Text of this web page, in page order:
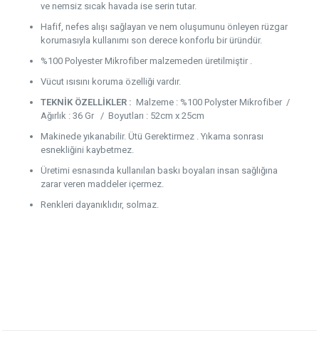
ve nemsiz sıcak havada ise serin tutar.
Hafif, nefes alışı sağlayan ve nem oluşumunu önleyen rüzgar
korumasıyla kullanımı son derece konforlu bir üründür.
%100 Polyester Mikrofiber malzemeden üretilmiştir .
Vücut ısısını koruma özelliği vardır.
TEKNİK ÖZELLİKLER : Malzeme : %100 Polyster Mikrofiber /
Ağırlık : 36 Gr / Boyutları : 52cm x 25cm
Makinede yıkanabilir. Ütü Gerektirmez . Yıkama sonrası
esnekliğini kaybetmez.
Üretimi esnasında kullanılan baskı boyaları insan sağlığına
zarar veren maddeler içermez.
Renkleri dayanıklıdır, solmaz.